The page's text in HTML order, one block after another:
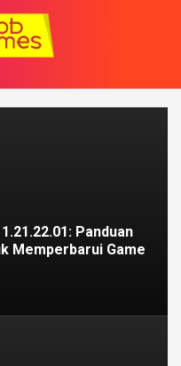
Panduan
Memperbarui Game